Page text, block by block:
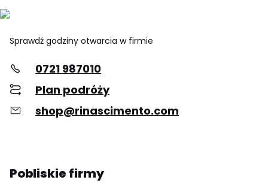
Sprawdź godziny otwarcia w firmie
0721 987010
Plan podróży
shop@rinascimento.com
Pobliskie firmy